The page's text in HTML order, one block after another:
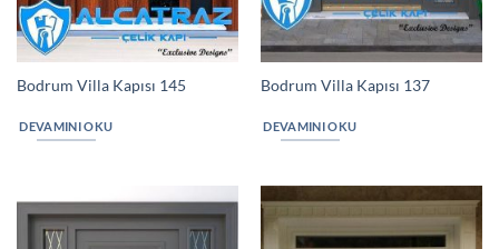
Bodrum Villa Kapısı 145
DEVAMINI OKU
Bodrum Villa Kapısı 137
DEVAMINI OKU